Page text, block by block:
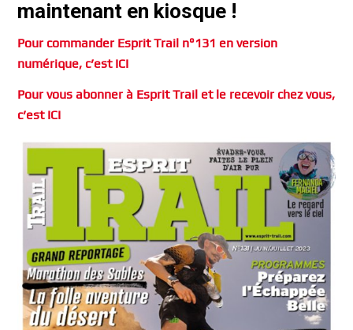
maintenant en kiosque !
Pour commander Esprit Trail n°131 en version
numérique, c’est ICI
Pour vous abonner à Esprit Trail et le recevoir chez vous,
c’est ICI